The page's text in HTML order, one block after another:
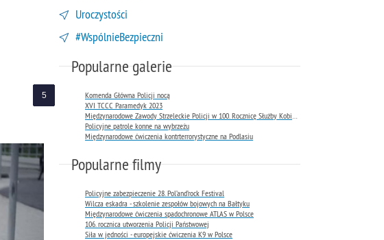
Uroczystości
#WspólnieBezpieczni
Popularne galerie
Komenda Główna Policji nocą
XVI TCCC Paramedyk 2023
Międzynarodowe Zawody Strzeleckie Policji w 100. Rocznicę Służby Kobiet w Policji
Policyjne patrole konne na wybrzeżu
Międzynarodowe ćwiczenia kontrterrorystyczne na Podlasiu
Popularne filmy
Policyjne zabezpieczenie 28. Pol’and’rock Festival
Wilcza eskadra - szkolenie zespołów bojowych na Bałtyku
Międzynarodowe ćwiczenia spadochronowe ATLAS w Polsce
106. rocznica utworzenia Policji Państwowej
Siła w jedności - europejskie ćwiczenia K9 w Polsce